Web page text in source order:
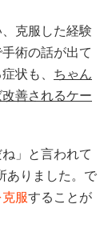
克服した経験
術の話が出て
状も、 ちゃん
善されるケー
」と言われて
ありました。で
服することが